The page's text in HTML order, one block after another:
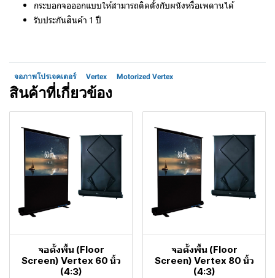
กระบอกจอออกแบบให้สามารถติดตั้งกับผนังหรือเพดานได้
รับประกันสินค้า 1 ปี
จอภาพโปรเจคเตอร์ Vertex Motorized Vertex
สินค้าที่เกี่ยวข้อง
จอตั้งพื้น (Floor
Screen) Vertex 60 นิ้ว
(4:3)
จอตั้งพื้น (Floor
Screen) Vertex 80 นิ้ว
(4:3)